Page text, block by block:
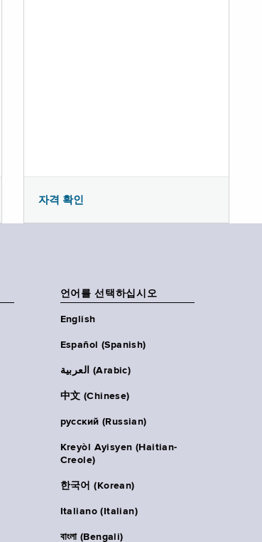
자격 확인
언어를 선택하십시오
English
Español (Spanish)
العربية (Arabic)
中文 (Chinese)
русский (Russian)
Kreyòl Ayisyen (Haitian-
Creole)
한국어 (Korean)
Italiano (Italian)
বাংলা (Bengali)